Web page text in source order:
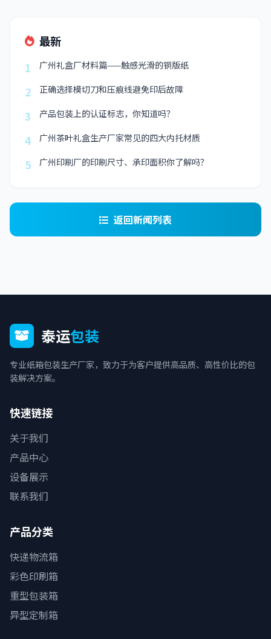
最新
1
广州礼盒厂材料篇——触感光滑的铜版纸
2 正确选择模切刀和压痕线避免印后故障
3 产品包装上的认证标志，你知道吗？
4 广州茶叶礼盒生产厂家常见的四大内托材质
5 广州印刷厂的印刷尺寸、承印面积你了解吗？
返回新闻列表
泰运包装
专业纸箱包装生产厂家，致力于为客户提供高品质、高性价比的包
装解决方案。
快速链接
关于我们
产品中心
设备展示
联系我们
产品分类
快递物流箱
彩色印刷箱
重型包装箱
异型定制箱